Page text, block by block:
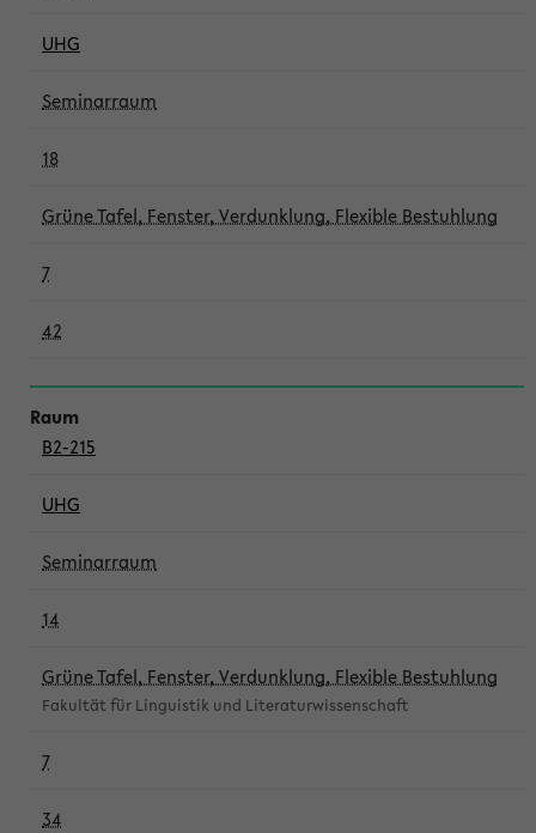
UHG
Seminarraum
18
Grüne Tafel, Fenster, Verdunklung, Flexible Bestuhlung
7
42
B2-215
UHG
Seminarraum
14
Grüne Tafel, Fenster, Verdunklung, Flexible Bestuhlung
Fakultät für Linguistik und Literaturwissenschaft
7
34